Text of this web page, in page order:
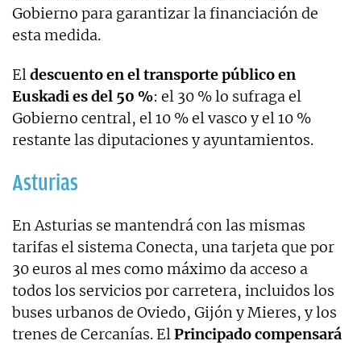
Gobierno para garantizar la financiación de
esta medida.
Eldescuento en el transporte público en
Euskadi es del 50 %: el 30 % lo sufraga el
Gobierno central, el 10 % el vasco y el 10 %
restante las diputaciones y ayuntamientos.
Asturias
En Asturias se mantendrá con las mismas
tarifas el sistema Conecta, una tarjeta que por
30 euros al mes como máximo da acceso a
todos los servicios por carretera, incluidos los
buses urbanos de Oviedo, Gijón y Mieres, y los
trenes de Cercanías. ElPrincipado compensará